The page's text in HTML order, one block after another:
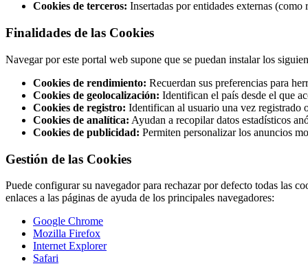
Cookies de terceros: Insertadas por entidades externas
Finalidades de las Cookies
Navegar por este portal web supone que se puedan instalar los
Cookies de rendimiento: Recuerdan sus preferencias para
Cookies de geolocalización: Identifican el país desde el que
Cookies de registro: Identifican al usuario una vez registrado
Cookies de analítica: Ayudan a recopilar datos estadísticos
Cookies de publicidad: Permiten personalizar los anuncios
Gestión de las Cookies
Puede configurar su navegador para rechazar por defecto todas las
enlaces a las páginas de ayuda de los principales navegadores:
Google Chrome
Mozilla Firefox
Internet Explorer
Safari